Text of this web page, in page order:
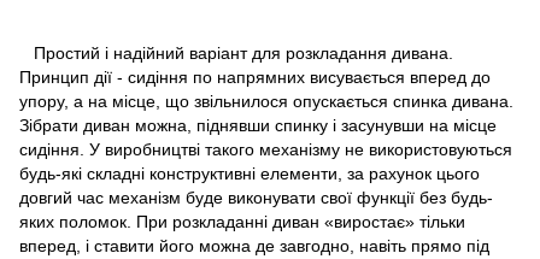
Простий і надійний варіант для розкладання дивана.
Принцип дії - сидіння по напрямних висувається вперед до
упору, а на місце, що звільнилося опускається спинка дивана.
Зібрати диван можна, піднявши спинку і засунувши на місце
сидіння. У виробництві такого механізму не використовуються
будь-які складні конструктивні елементи, за рахунок цього
довгий час механізм буде виконувати свої функції без будь-
яких поломок. При розкладанні диван «виростає» тільки
вперед, і ставити його можна де завгодно, навіть прямо під